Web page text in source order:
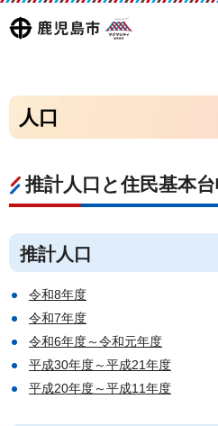
鹿児島
マグ
マシ
人口
推計人口と住民基本
推計人口
令和8年度
令和7年度
令和6年度～令和元年度
平成30年度～平成21年度
平成20年度～平成11年度